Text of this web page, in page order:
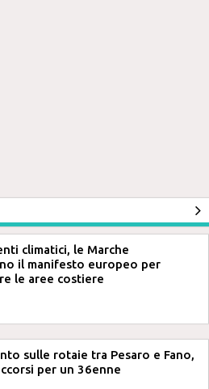
climatici, le Marche
il manifesto europeo per
le aree costiere
sulle rotaie tra Pesaro e Fano,
per un 36enne